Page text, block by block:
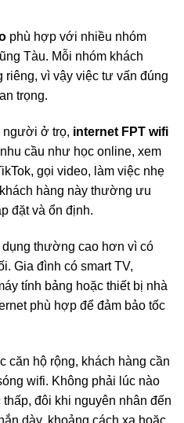
phù hợp với nhiều nhóm
Tàu. Mỗi nhóm khách
riêng, vì vậy việc tư vấn đúng
trọng.
người ở trọ, internet FPT wifi
cầu như học online, xem
gọi video, làm việc nhẹ
hàng này thường ưu
đặt và ổn định.
thường cao hơn vì có
Gia đình có smart TV,
tính bảng hoặc thiết bị nhà
phù hợp để đảm bảo tốc
căn hộ rộng, khách hàng cần
wifi. Không phải lúc nào
đôi khi nguyên nhân đến
dày, khoảng cách xa hoặc